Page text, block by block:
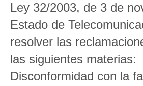
Ley 32/2003, de 3 de
Estado de
resolver las
las siguientes materias:
Disconformidad con la